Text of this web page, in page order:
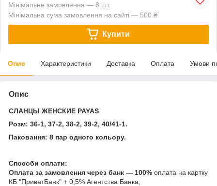
Мінімальне замовлення — 8 шт.
Мінімальна сума замовлення на сайті — 500 ₴
Купити
Опис Характеристики Доставка Оплата Умови
Опис
CЛАНЦЫ ЖЕНСКИЕ PAYAS
Розм: 36-1, 37-2, 38-2, 39-2, 40/41-1.
Паковання: 8 пар одного кольору.
Способи оплати:
Оплата за замовлення через банк — 100% оплата на картку
КБ "ПриватБанк" + 0,5% Агентства Банка;